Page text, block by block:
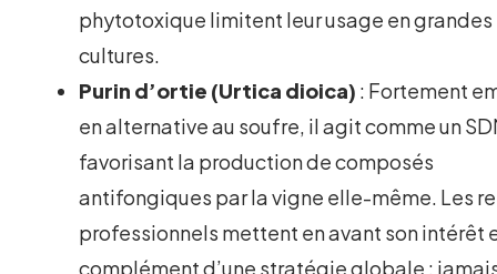
phytotoxique limitent leur usage en grandes
cultures.
Purin d’ortie (Urtica dioica) : Fortement
en alternative au soufre, il agit comme un
favorisant la production de composés
antifongiques par la vigne elle-même. Les
professionnels mettent en avant son intérêt
complément d’une stratégie globale :